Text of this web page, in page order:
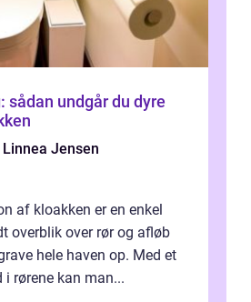
sådan undgår du dyre
Linnea Jensen
af kloakken er en enkel
overblik over rør og afløb
hele haven op. Med et
i rørene kan man...